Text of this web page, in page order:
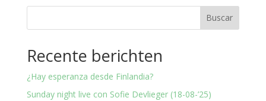
Buscar
Recente berichten
¿Hay esperanza desde Finlandia?
Sunday night live con Sofie Devlieger (18-08-’25)